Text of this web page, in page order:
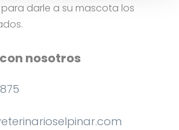
darle a su mascota los
nosotros